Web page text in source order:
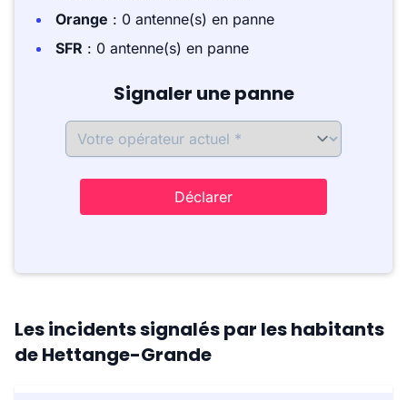
Orange : 0 antenne(s) en panne
SFR : 0 antenne(s) en panne
Signaler une panne
Déclarer
Les incidents signalés par les habitants
de Hettange-Grande